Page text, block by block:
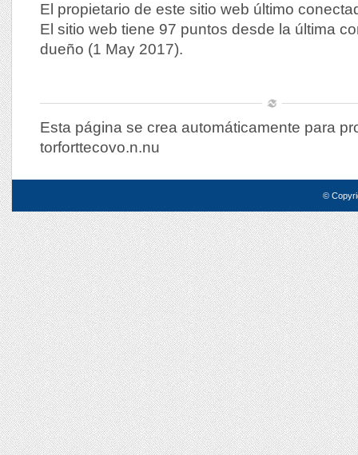
El propietario de este sitio web último
El sitio web tiene 97 puntos desde la última
dueño (1 May 2017).
Esta página se crea automáticamente para
torforttecovo.n.nu
©